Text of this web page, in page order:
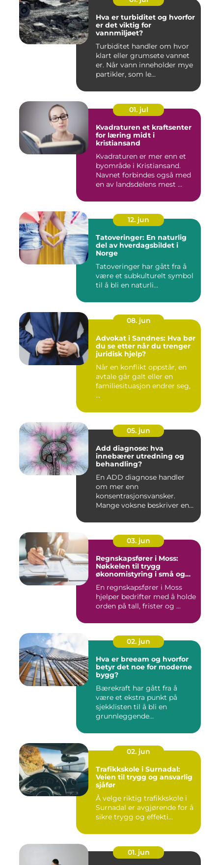
Hva er turbiditet og hvorfor
er det viktig for
vannmiljøet?
Turbiditet handler om hvor
klart eller grumsete vannet
er. Når vann inneholder mye
partikler, som le...
01. jul
Kvadraturen et kraftsenter
for læring midt i
kristiansand
Kvadraturen er mer enn et
byområde i Kristiansand.
Navnet forbindes også med
en av landsdelens mest ...
12. jun
Tatoveringer: En naturlig
del av hverdagsbildet i
Norge
Tatoveringer har gått fra å
være et subkulturelt symbol
til å bli en naturli...
08. jun
Advokat i Sandnes: Hva bør
du se etter når du trenger
juridisk hjelp?
Når en konflikt oppstår, en
avtale går galt eller en
familiesituasjon endrer seg,
...
05. jun
Add diagnose: hva
innebærer utredning og
behandling?
En ADD diagnose handler
om mer enn
konsentrasjonsvansker.
Mange voksne beskriver en
03. jun
Regnskapsfører i Moss:
Nøkkelen til trygg
økonomistyring i små og
En regnskapsfører i Moss
hjelper bedrifter med å holde
orden på tall, frister og ...
02. jun
Hva er breeam og hvorfor
betyr det noe for moderne
bygg?
Bærekraft har gått fra å
være et ekstra punkt på
sjekklisten til å bli en
grunnleggende
02. jun
Trafikkskole i Surnadal:
Veien til trygg og ansvarlig
sjåfør
Å velge riktig trafikkskole i
Surnadal er avgjørende for å
sikre trygg og effekti...
01. jun